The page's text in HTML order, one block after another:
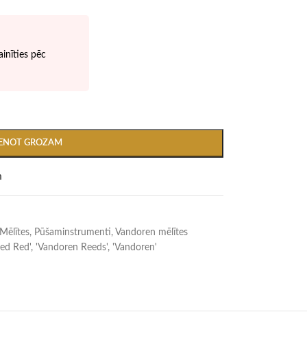
pēc
GROZAM
Mēlītes, Pūšaminstrumenti, Vandoren mēlītes
Red', 'Vandoren Reeds', 'Vandoren'